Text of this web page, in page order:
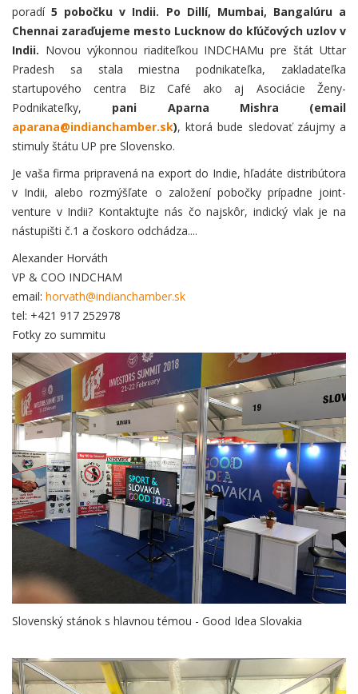
poradí5 pobočku v Indii. Po Dillí, Mumbai, Bangalúru a
Chennai zaraďujeme mesto Lucknow do kľúčových uzlov v
Indii. Novou výkonnou riaditeľkou INDCHAMu pre štát Uttar
Pradesh sa stala miestna podnikateľka, zakladateľka
startupového centra Biz Café ako aj Asociácie Ženy-
Podnikateľky, pani Aparna Mishra (email
aparana@indianchamber.sk), ktorá bude sledovať záujmy a
stimuly štátu UP pre Slovensko.
Je vaša firma pripravená na export do Indie, hľadáte distribútora
v Indii, alebo rozmýšľate o založení pobočky prípadne joint-
venture v Indii? Kontaktujte nás čo najskôr, indický vlak je na
nástupišti č.1 a čoskoro odchádza....
Alexander Horváth
VP & COO INDCHAM
email: horvath@indianchamber.sk
tel: +421 917 252978
Fotky zo summitu
Slovenský stánok s hlavnou témou - Good Idea Slovakia